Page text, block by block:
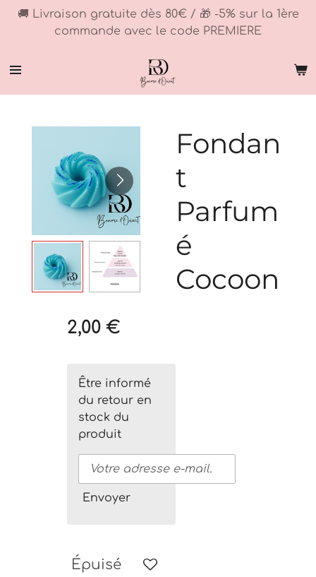
Passer
principal
🚚 Livraison gratuite dès 80€ / 🎁 -5% sur la 1ère
commande avec le code PREMIERE
Fondan
t
Parfum
é
Cocoon
2,00 €
Être informé
du retour en
stock du
produit
Envoyer
Épuisé